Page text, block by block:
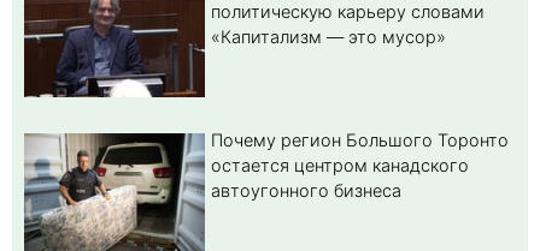
политическую карьеру словами
«Капитализм — это мусор»
Почему регион Большого Торонто
остается центром канадского
автоугонного бизнеса